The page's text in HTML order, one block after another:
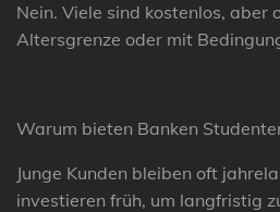
Nein. Viele sind kostenlos, aber
Altersgrenze oder mit
Warum bieten Banken
Junge Kunden bleiben oft
investieren früh, um langfristig